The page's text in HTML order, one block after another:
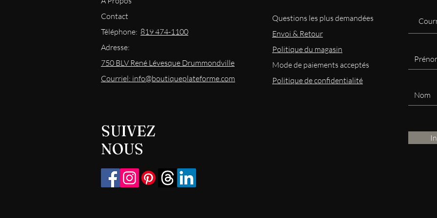
Contact
Téléphone: 819 474-1100
Adresse:
750 BLV René Lévesque Drummondville
Courriel: info@boutiqueplateforme.com
SUIVEZ
NOUS
Questions les plus demandées
Envoi & Retour
Politique du magasin
Modede paiements acceptés
Politique de confidentialité